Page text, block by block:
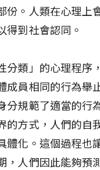
份。人類在心理上
得到社會認同。
分類」的心理程序
成員相同的行為舉
分規範了適當的行
的方式，人們的自
體化。這個過程也
，人們因此能夠預